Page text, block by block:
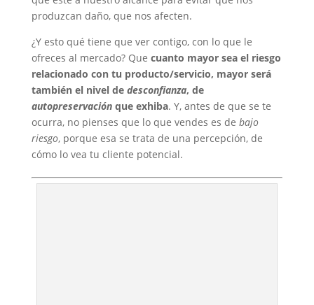
produzcan daño, que nos afecten.
¿Y esto qué tiene que ver contigo, con lo que le
ofreces al mercado? Que cuanto mayor sea el riesgo
relacionado con tu producto/servicio, mayor será
también el nivel de desconfianza, de
autopreservaciónque exhiba. Y, antes de que se te
ocurra, no pienses que lo que vendes es de bajo
riesgo, porque esa se trata de una percepción, de
cómo lo vea tu cliente potencial.